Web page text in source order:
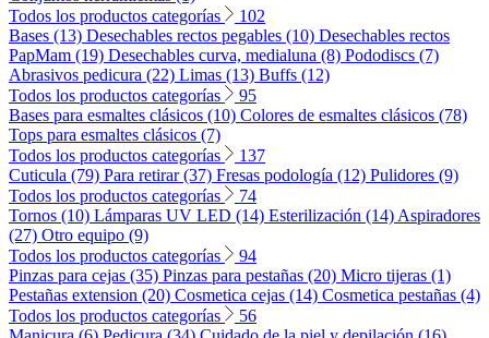
Todos los productos categorías
102
Bases (13) Desechables rectos pegables (10) Desechables rectos
PapMam (19) Desechables curva, medialuna (8) Pododiscs (7)
Abrasivos pedicura (22) Limas (13) Buffs (12)
Todos los productos categorías
95
Bases para esmaltes clásicos (10) Colores de esmaltes clásicos (78)
Tops para esmaltes clásicos (7)
Todos los productos categorías
137
Cuticula (79) Para retirar (37) Fresas podología (12) Pulidores (9)
Todos los productos categorías
74
Tornos (10) Lámparas UV LED (14) Esterilización (14) Aspiradores
(27) Otro equipo (9)
Todos los productos categorías
94
Pinzas para cejas (35) Pinzas para pestañas (20) Micro tijeras (1)
Pestañas extension (20) Cosmetica cejas (14) Cosmetica pestañas (4)
Todos los productos categorías
56